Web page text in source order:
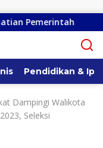
Remly
Pendidikan &
Dampingi Walikota
Seleksi